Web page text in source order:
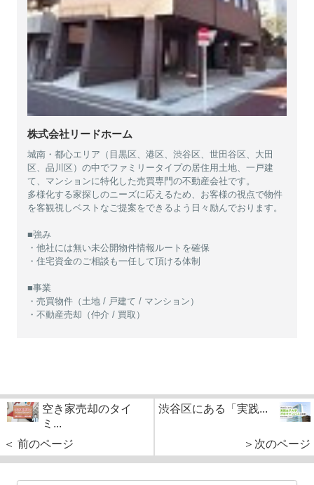
株式会社リードホーム
城南・都心エリア（目黒区、港区、渋谷区、世田谷区、大田
区、品川区）の中でファミリータイプの居住用土地、一戸建
て、マンションに特化した売買専門の不動産会社です。
多様化する家探しのニーズに応えるため、お客様の視点で物件
を客観視しベストなご提案をできるよう日々励んでおります。
■強み
・他社には無い未公開物件情報ルートを確保
・住宅資金のご相談も一任して頂ける体制
■事業
・売買物件（土地 / 戸建て / マンション）
・不動産売却（仲介 / 買取）
空き家売却のタイ
ミ...
＜ 前のページ
渋谷区にある「実践...
＞次のページ